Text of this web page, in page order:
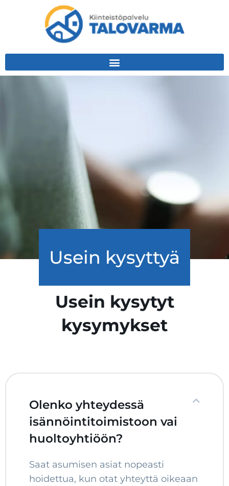
Usein kysyttyä
Usein kysytyt
kysymykset
Olenko yhteydessä
isännöintitoimistoon vai
huoltoyhtiöön?
Saat asumisen asiat nopeasti
hoidettua, kun otat yhteyttä oikeaan